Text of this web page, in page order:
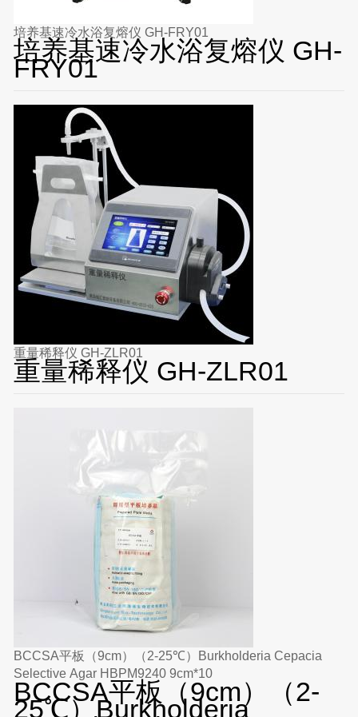
培养基速冷水浴复熔仪 GH-FRY01
培养基速冷水浴复熔仪 GH-
FRY01
重量稀释仪 GH-ZLR01
重量稀释仪 GH-ZLR01
BCCSA平板（9cm）（2-25℃）Burkholderia Cepacia
Selective Agar HBPM9240 9cm*10
BCCSA平板（9cm）（2-
25℃）Burkholderia